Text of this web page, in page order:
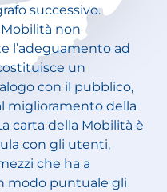
successivo.
Mobilità non
l’adeguamento ad
un
con il pubblico,
miglioramento della
carta della Mobilità è
con gli utenti,
che ha a
modo puntuale gli